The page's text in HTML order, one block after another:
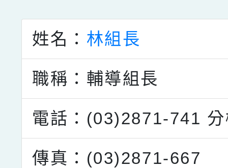
點擊Facebook分享及讚
姓名： 林組長
職稱：輔導組長
電話：(03)2871-741
傳真：(03)2871-667